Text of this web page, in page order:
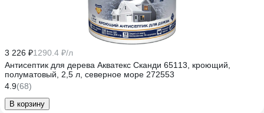
3 226 ₽1290.4 ₽/л
Антисептик для дерева Акватекс Сканди 65113, кроющий,
полуматовый, 2,5 л, северное море 272553
4.9(68)
В корзину